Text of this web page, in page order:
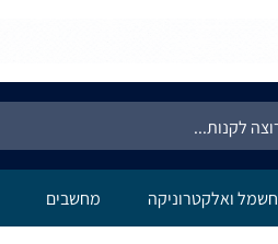
חשמל ואלקטרוניקה מחשבים